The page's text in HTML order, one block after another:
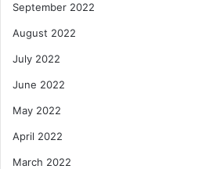
September 2022
August 2022
July 2022
June 2022
May 2022
April 2022
March 2022